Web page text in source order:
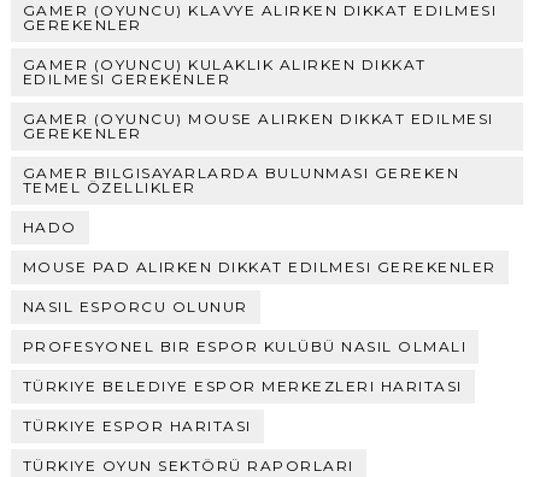
GAMER (OYUNCU) KLAVYE ALIRKEN DIKKAT EDILMESI
GEREKENLER
GAMER (OYUNCU) KULAKLIK ALIRKEN DIKKAT
EDILMESI GEREKENLER
GAMER (OYUNCU) MOUSE ALIRKEN DIKKAT EDILMESI
GEREKENLER
GAMER BILGISAYARLARDA BULUNMASI GEREKEN
TEMEL ÖZELLIKLER
HADO
MOUSE PAD ALIRKEN DIKKAT EDILMESI GEREKENLER
NASIL ESPORCU OLUNUR
PROFESYONEL BIR ESPOR KULÜBÜ NASIL OLMALI
TÜRKIYE BELEDIYE ESPOR MERKEZLERI HARITASI
TÜRKIYE ESPOR HARITASI
TÜRKIYE OYUN SEKTÖRÜ RAPORLARI